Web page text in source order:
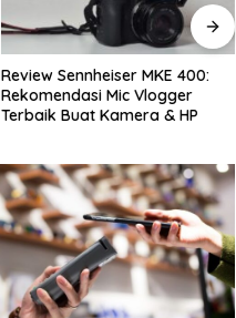
Review Xiaomi Smart Band 10
Pro: Harga Sejutaan, Fiturnya
Bikin Nagih!